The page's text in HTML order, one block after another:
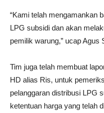
“Kami telah mengamankan
LPG subsidi dan akan
pemilik warung,” ucap Agus
Tim juga telah membuat
HD alias Ris, untuk
pelanggaran distribusi LPG
ketentuan harga yang telah